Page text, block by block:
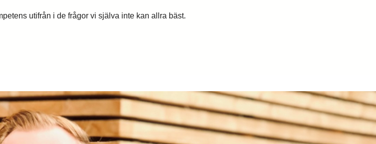
utifrån i de frågor vi själva inte kan allra bäst.
behov och önskemål, så återkommer vi med